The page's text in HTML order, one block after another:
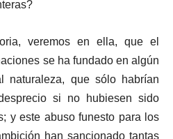
veremos en ella, que el
se ha fundado en algún
naturaleza, que sólo habrían
si no hubiesen sido
y este abuso funesto para los
han sancionado tantas